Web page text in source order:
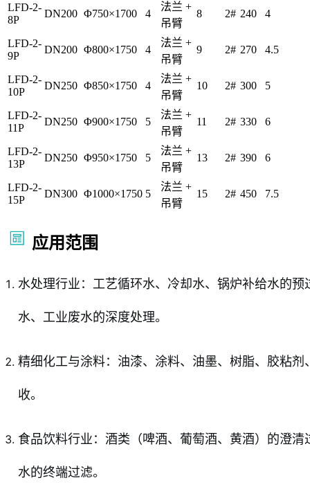
LFD-2-
8P
DN200 Φ750×1700 4
法兰 +
吊臂
8 2# 240 4
LFD-2-
9P
DN200 Φ800×1750 4
法兰 +
吊臂
9 2# 270 4.5
LFD-2-
10P
DN250 Φ850×1750 4
法兰 +
吊臂
10 2# 300 5
LFD-2-
11P
DN250 Φ900×1750 5
法兰 +
吊臂
11 2# 330 6
LFD-2-
13P
DN250 Φ950×1750 5
法兰 +
吊臂
13 2# 390 6
LFD-2-
15P
DN300 Φ1000×1750 5
法兰 +
吊臂
15 2# 450 7.5
应用范围
水处理行业：工艺循环水、冷却水、锅炉补给水的
水、工业废水的深度处理。
精细化工与涂料：油漆、涂料、油墨、树脂、胶粘
收。
食品饮料行业：酒类（啤酒、葡萄酒、黄酒）的澄
水的终端过滤。